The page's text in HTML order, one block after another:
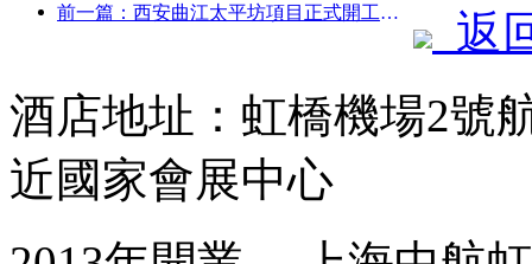
前一篇：西安曲江太平坊項目正式開工，總建面13.7萬方
返
酒店地址：虹橋機場2號
近國家會展中心